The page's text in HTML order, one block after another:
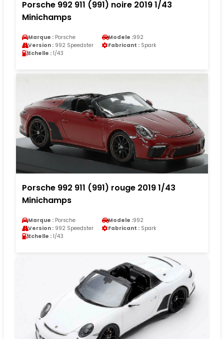
Porsche 992 911 (991) noire 2019 1/43
Minichamps
Marque : Porsche Modele :992
Version : 992 Speedster Fabricant : Spark
Echelle : 1/43
Porsche 992 911 (991) rouge 2019 1/43
Minichamps
Marque : Porsche Modele :992
Version : 992 Speedster Fabricant : Spark
Echelle : 1/43